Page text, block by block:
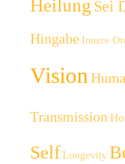
Heilung Sei
Hingabe Innere
Vision
Transmission
Self Longevity